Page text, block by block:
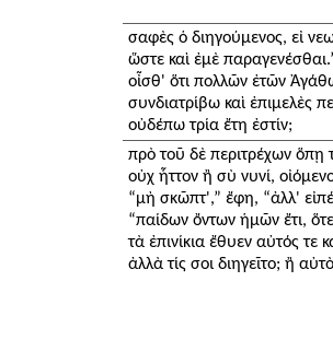
σαφὲς ὁ διηγούμενος, εἰ
ὥστε καὶ ἐμὲ
οἶσθ' ὅτι πολλῶν ἐτῶν
συνδιατρίβω καὶ ἐπιμελὲς
οὐδέπω τρία ἔτη ἐστίν;
πρὸ τοῦ δὲ περιτρέχων ὅπῃ
οὐχ ἧττον ἢ σὺ νυνί,
“μὴ σκῶπτ',” ἔφη, “ἀλλ'
“παίδων ὄντων ἡμῶν ἔτι,
τὰ ἐπινίκια ἔθυεν αὐτός τε
ἀλλὰ τίς σοι διηγεῖτο; ἢ